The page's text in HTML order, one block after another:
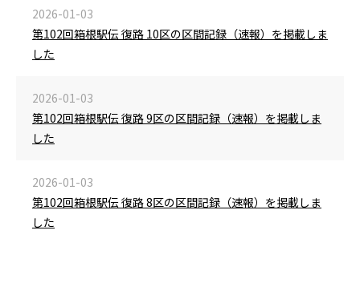
2026-01-03
第102回箱根駅伝 復路 10区の区間記録（速報）を掲載しま
した
2026-01-03
第102回箱根駅伝 復路 9区の区間記録（速報）を掲載しま
した
2026-01-03
第102回箱根駅伝 復路 8区の区間記録（速報）を掲載しま
した